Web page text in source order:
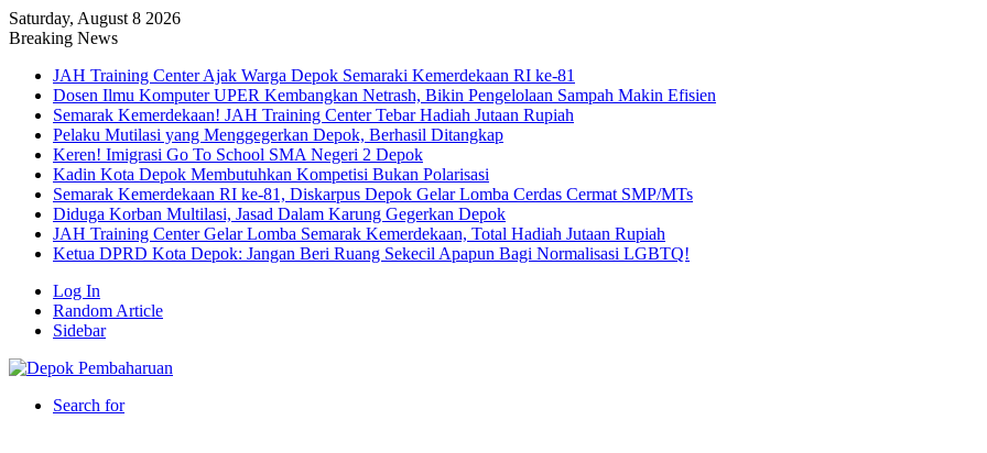
Saturday, August 8 2026
Breaking News
JAH Training Center Ajak Warga Depok Semaraki Kemerdekaan RI ke-81
Dosen Ilmu Komputer UPER Kembangkan Netrash, Bikin Pengelolaan Sampah Makin Efisien
Semarak Kemerdekaan! JAH Training Center Tebar Hadiah Jutaan Rupiah
Pelaku Mutilasi yang Menggegerkan Depok, Berhasil Ditangkap
Keren! Imigrasi Go To School SMA Negeri 2 Depok
Kadin Kota Depok Membutuhkan Kompetisi Bukan Polarisasi
Semarak Kemerdekaan RI ke-81, Diskarpus Depok Gelar Lomba Cerdas Cermat SMP/MTs
Diduga Korban Multilasi, Jasad Dalam Karung Gegerkan Depok
JAH Training Center Gelar Lomba Semarak Kemerdekaan, Total Hadiah Jutaan Rupiah
Ketua DPRD Kota Depok: Jangan Beri Ruang Sekecil Apapun Bagi Normalisasi LGBTQ!
Log In
Random Article
Sidebar
Search for